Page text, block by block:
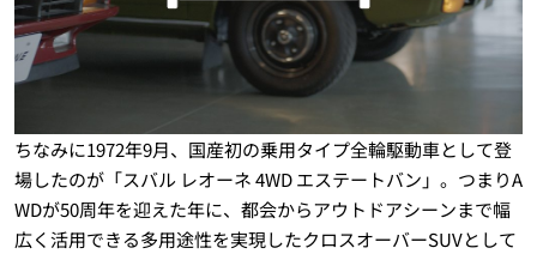
ちなみに1972年9月、国産初の乗用タイプ全輪駆動車として登
場したのが「スバル レオーネ 4WD エステートバン」。つまりA
WDが50周年を迎えた年に、都会からアウトドアシーンまで幅
広く活用できる多用途性を実現したクロスオーバーSUVとして